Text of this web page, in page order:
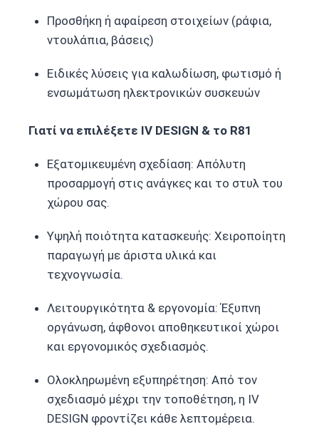
Προσθήκη ή αφαίρεση στοιχείων (ράφια,
ντουλάπια, βάσεις)
Ειδικές λύσεις για καλωδίωση, φωτισμό ή
ενσωμάτωση ηλεκτρονικών συσκευών
Γιατί να επιλέξετε IV DESIGN & το R81
Εξατομικευμένη σχεδίαση: Απόλυτη
προσαρμογή στις ανάγκες και το στυλ του
χώρου σας.
Υψηλή ποιότητα κατασκευής: Χειροποίητη
παραγωγή με άριστα υλικά και
τεχνογνωσία.
Λειτουργικότητα & εργονομία: Έξυπνη
οργάνωση, άφθονοι αποθηκευτικοί χώροι
και εργονομικός σχεδιασμός.
Ολοκληρωμένη εξυπηρέτηση: Από τον
σχεδιασμό μέχρι την τοποθέτηση, η IV
DESIGN φροντίζει κάθε λεπτομέρεια.